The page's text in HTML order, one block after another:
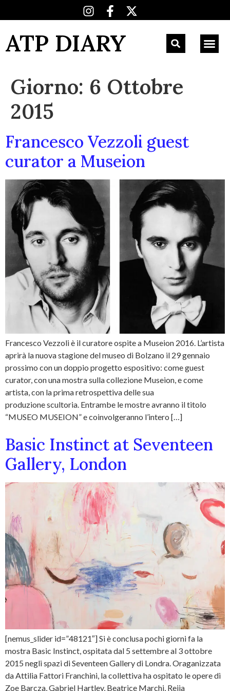
ATP DIARY
Giorno: 6 Ottobre
2015
Francesco Vezzoli guest
curator a Museion
Francesco Vezzoli è il curatore ospite a Museion 2016. L’artista
aprirà la nuova stagione del museo di Bolzano il 29 gennaio
prossimo con un doppio progetto espositivo: come guest
curator, con una mostra sulla collezione Museion, e come
artista, con la prima retrospettiva delle sua
produzione scultoria. Entrambe le mostre avranno il titolo
“MUSEO MUSEION” e coinvolgeranno l’intero […]
Basic Instinct at Seventeen
Gallery, London
[nemus_slider id=”48121″] Si è conclusa pochi giorni fa la
mostra Basic Instinct, ospitata dal 5 settembre al 3 ottobre
2015 negli spazi di Seventeen Gallery di Londra. Oraganizzata
da Attilia Fattori Franchini, la collettiva ha ospitato le opere di
Zoe Barcza, Gabriel Hartley, Beatrice Marchi, Reija